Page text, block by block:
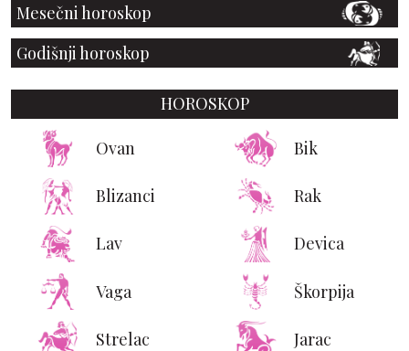
Mesečni horoskop
Godišnji horoskop
HOROSKOP
Ovan Bik
Blizanci Rak
Lav Devica
Vaga Škorpija
Strelac Jarac